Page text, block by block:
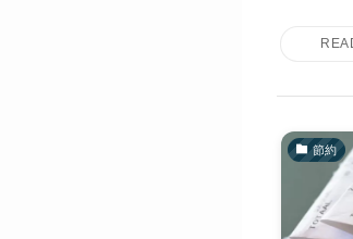
節約